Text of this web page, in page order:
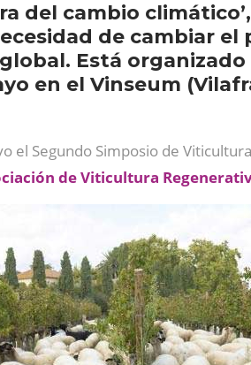
del cambio
de cambiar el
Está
en el Vinseum
el Segundo Simposio de
de Viticultura